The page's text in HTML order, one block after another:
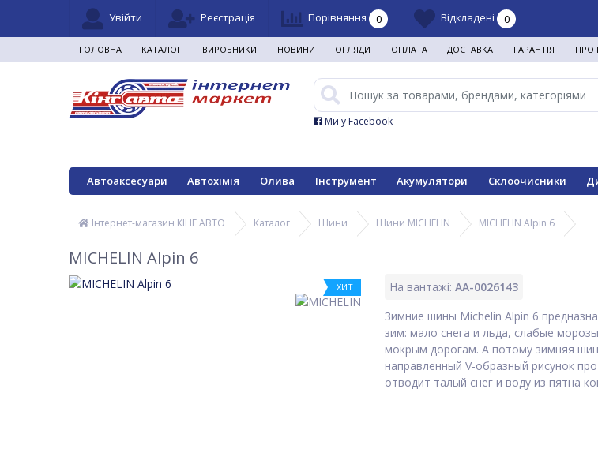
Увійти Реєстрація Порівняння 0 Відкладені 0
ГОЛОВНА КАТАЛОГ ВИРОБНИКИ НОВИНИ ОГЛЯДИ ОПЛАТА ДОСТАВКА ГАРАНТІЯ ПРО
Ми у Facebook
Автоаксесуари Автохімія Олива Інструмент Акумулятори Склоочисники
Інтернет-магазин КІНГ АВТО Каталог Шини Шини MICHELIN MICHELIN Alpin 6
MICHELIN Alpin 6
ХИТ На вантажі: AA-0026143
Зимние шины Michelin Alpin 6
зим: мало снега и льда, слабые
мокрым дорогам. А потому зимняя
направленный V-образный рисунок
отводит талый снег и воду из пятна